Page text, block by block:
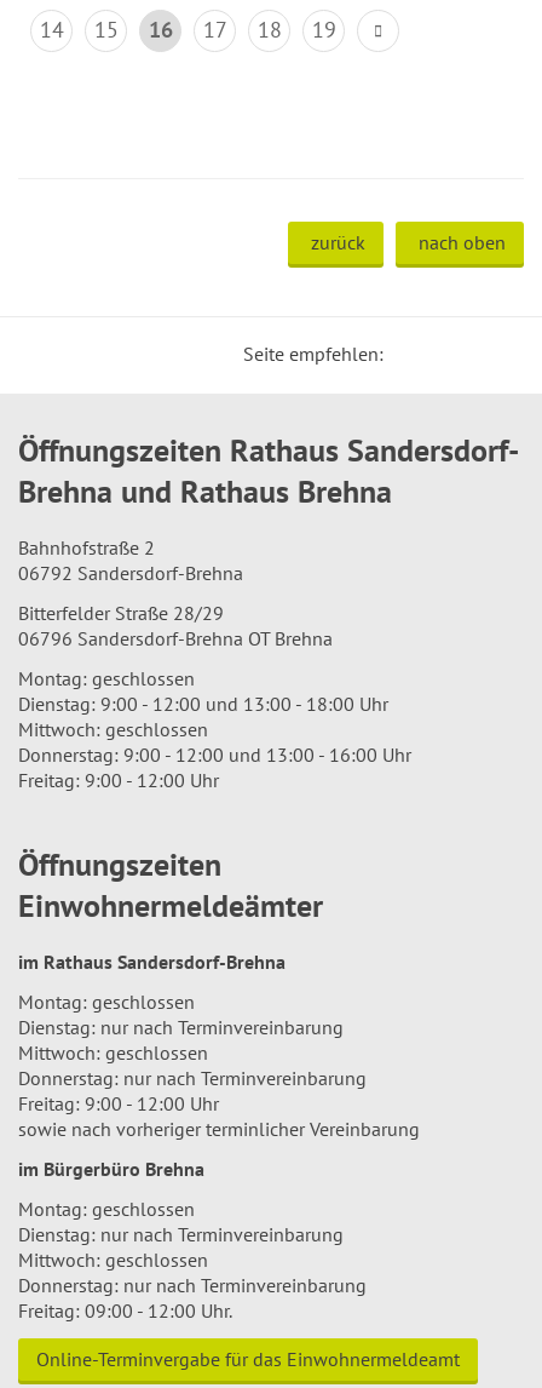
14
15 16 17 18 19
zurück nach oben
Seite empfehlen:
Öffnungszeiten Rathaus Sandersdorf-
Brehna und Rathaus Brehna
Bahnhofstraße 2
06792 Sandersdorf-Brehna
Bitterfelder Straße 28/29
06796 Sandersdorf-Brehna OT Brehna
Montag: geschlossen
Dienstag: 9:00 - 12:00 und 13:00 - 18:00 Uhr
Mittwoch: geschlossen
Donnerstag: 9:00 - 12:00 und 13:00 - 16:00 Uhr
Freitag: 9:00 - 12:00 Uhr
Öffnungszeiten
Einwohnermeldeämter
im Rathaus Sandersdorf-Brehna
Montag: geschlossen
Dienstag: nur nach Terminvereinbarung
Mittwoch: geschlossen
Donnerstag: nur nach Terminvereinbarung
Freitag: 9:00 - 12:00 Uhr
sowie nach vorheriger terminlicher Vereinbarung
im Bürgerbüro Brehna
Montag: geschlossen
Dienstag: nur nach Terminvereinbarung
Mittwoch: geschlossen
Donnerstag: nur nach Terminvereinbarung
Freitag: 09:00 - 12:00 Uhr.
Online-Terminvergabe für das Einwohnermeldeamt